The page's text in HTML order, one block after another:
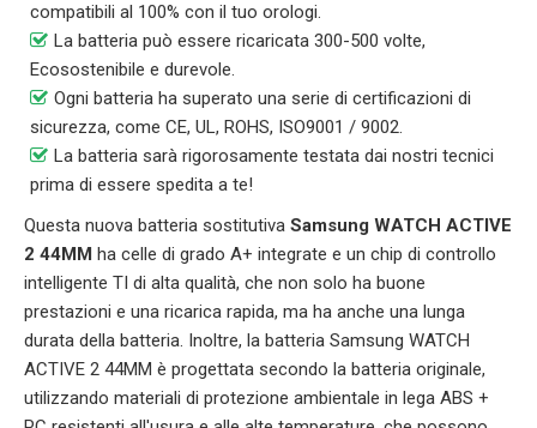
compatibili al 100% con il tuo orologi.
La batteria può essere ricaricata 300-500 volte,
Ecosostenibile e durevole.
Ogni batteria ha superato una serie di certificazioni di
sicurezza, come CE, UL, ROHS, ISO9001 / 9002.
La batteria sarà rigorosamente testata dai nostri tecnici
prima di essere spedita a te!
Questa nuova batteria sostitutiva Samsung WATCH ACTIVE
2 44MM ha celle di grado A+ integrate e un chip di controllo
intelligente TI di alta qualità, che non solo ha buone
prestazioni e una ricarica rapida, ma ha anche una lunga
durata della batteria. Inoltre, la batteria Samsung WATCH
ACTIVE 2 44MM è progettata secondo la batteria originale,
utilizzando materiali di protezione ambientale in lega ABS +